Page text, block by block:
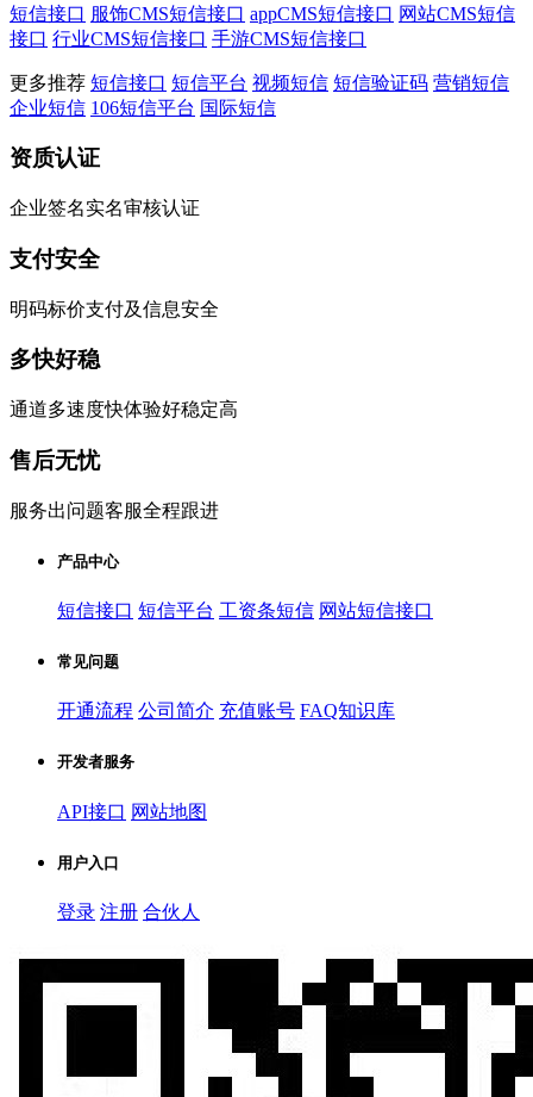
短信接口 服饰CMS短信接口 appCMS短信接口 网站CMS短信
接口 行业CMS短信接口 手游CMS短信接口
更多推荐 短信接口 短信平台 视频短信 短信验证码 营销短信
企业短信 106短信平台 国际短信
资质认证
企业签名实名审核认证
支付安全
明码标价支付及信息安全
多快好稳
通道多速度快体验好稳定高
售后无忧
服务出问题客服全程跟进
产品中心
短信接口 短信平台 工资条短信 网站短信接口
常见问题
开通流程 公司简介 充值账号 FAQ知识库
开发者服务
API接口 网站地图
用户入口
登录 注册 合伙人